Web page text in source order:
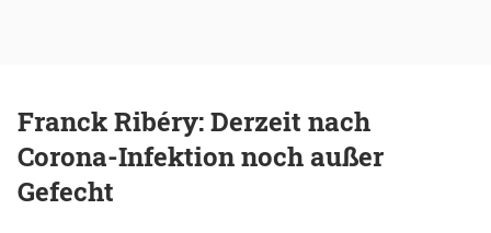
Franck Ribéry: Derzeit nach
Corona-Infektion noch außer
Gefecht